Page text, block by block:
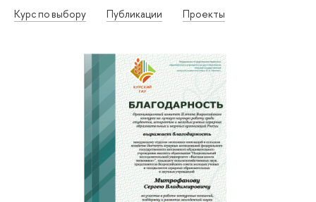
Курс по выбору Публикации Проекты